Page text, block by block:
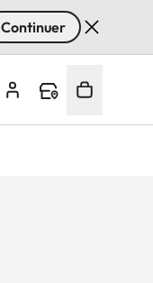
Continuer